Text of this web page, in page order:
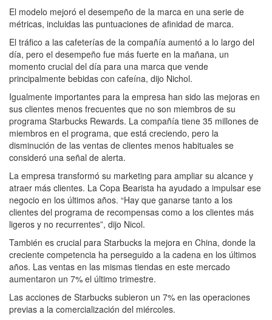
El modelo mejoró el desempeño de la marca en una serie de
métricas, incluidas las puntuaciones de afinidad de marca.
El tráfico a las cafeterías de la compañía aumentó a lo largo del
día, pero el desempeño fue más fuerte en la mañana, un
momento crucial del día para una marca que vende
principalmente bebidas con cafeína, dijo Nichol.
Igualmente importantes para la empresa han sido las mejoras en
sus clientes menos frecuentes que no son miembros de su
programa Starbucks Rewards. La compañía tiene 35 millones de
miembros en el programa, que está creciendo, pero la
disminución de las ventas de clientes menos habituales se
consideró una señal de alerta.
La empresa transformó su marketing para ampliar su alcance y
atraer más clientes. La Copa Bearista ha ayudado a impulsar ese
negocio en los últimos años. “Hay que ganarse tanto a los
clientes del programa de recompensas como a los clientes más
ligeros y no recurrentes”, dijo Nicol.
También es crucial para Starbucks la mejora en China, donde la
creciente competencia ha perseguido a la cadena en los últimos
años. Las ventas en las mismas tiendas en este mercado
aumentaron un 7% el último trimestre.
Las acciones de Starbucks subieron un 7% en las operaciones
previas a la comercialización del miércoles.